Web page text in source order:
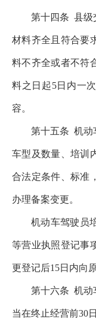
第十四条 县级
材料齐全且符合要
料不齐全或者不符
料之日起5日内一
容。
第十五条 机动
车型及数量、培训
合法定条件、标准
办理备案变更。
机动车驾驶员
等营业执照登记事
更登记后15日内向
第十六条 机动
当在终止经营前30